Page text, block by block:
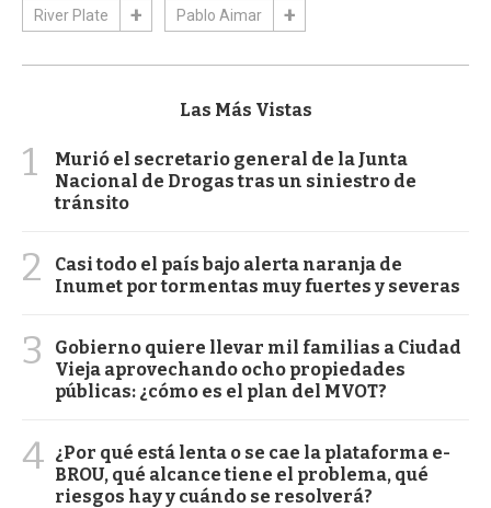
River Plate Pablo Aimar
Las Más Vistas
1
Murió el secretario general de la Junta
Nacional de Drogas tras un siniestro de
tránsito
2
Casi todo el país bajo alerta naranja de
Inumet por tormentas muy fuertes y severas
3
Gobierno quiere llevar mil familias a Ciudad
Vieja aprovechando ocho propiedades
públicas: ¿cómo es el plan del MVOT?
4 ¿Por qué está lenta o se cae la plataforma e-
BROU, qué alcance tiene el problema, qué
riesgos hay y cuándo se resolverá?